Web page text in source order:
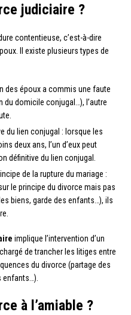
judiciaire ?
contentieuse, c’est-à-dire
Il existe plusieurs types de
des époux a commis une faute
du domicile conjugal…), l’autre
du lien conjugal : lorsque les
deux ans, l’un d’eux peut
définitive du lien conjugal.
de la rupture du mariage :
le principe du divorce mais pas
biens, garde des enfants…), ils
implique l’intervention d’un
de trancher les litiges entre
du divorce (partage des
enfants…).
à l’amiable ?